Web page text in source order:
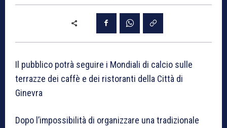
Il pubblico potrà seguire i Mondiali di calcio sulle
terrazze dei caffè e dei ristoranti della Città di
Ginevra
Dopo l’impossibilità di organizzare una tradizionale